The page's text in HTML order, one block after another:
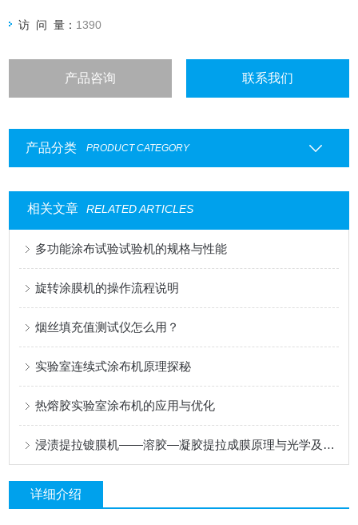
访 问 量： 1390
产品咨询 联系我们
产品分类 PRODUCT CATEGORY
相关文章 RELATED ARTICLES
多功能涂布试验试验机的规格与性能
旋转涂膜机的操作流程说明
烟丝填充值测试仪怎么用？
实验室连续式涂布机原理探秘
热熔胶实验室涂布机的应用与优化
浸渍提拉镀膜机——溶胶—凝胶提拉成膜原理与光学及功能涂层应用
详细介绍